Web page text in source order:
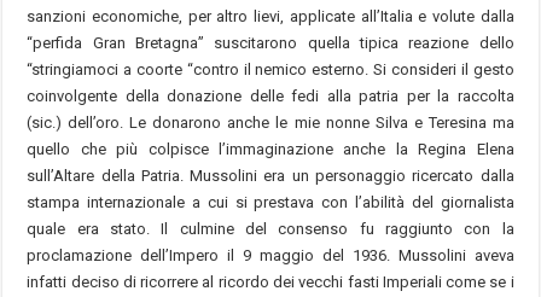
sanzioni economiche, per altro lievi, applicate all’Italia e volute dalla
“perfida Gran Bretagna” suscitarono quella tipica reazione dello
“stringiamoci a coorte “contro il nemico esterno. Si consideri il gesto
coinvolgente della donazione delle fedi alla patria per la raccolta
(sic.) dell’oro. Le donarono anche le mie nonne Silva e Teresina ma
quello che più colpisce l’immaginazione anche la Regina Elena
sull’Altare della Patria. Mussolini era un personaggio ricercato dalla
stampa internazionale a cui si prestava con l’abilità del giornalista
quale era stato. Il culmine del consenso fu raggiunto con la
proclamazione dell’Impero il 9 maggio del 1936. Mussolini aveva
infatti deciso di ricorrere al ricordo dei vecchi fasti Imperiali come se i